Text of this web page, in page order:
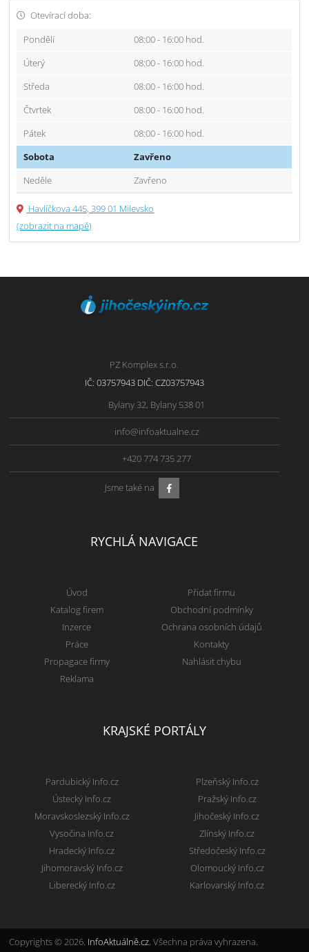
Otevírací doba:
Pondělí
08:00 - 16:00 hod.
Úterý
08:00 - 16:00 hod.
Středa
08:00 - 16:00 hod.
Čtvrtek
08:00 - 16:00 hod.
Pátek
08:00 - 16:00 hod.
Sobota
Zavřeno
Neděle
Zavřeno
Havlíčkova 445, 399 01 Milevsko
(zobrazit na mapě)
PZ Komplex s.r.o.
IČ: 03757943 DIČ: CZ03757943
Bylany 32, Bylany 538 01
info@infoaktualne.cz
+420 774 735 277
Jsme také na
RYCHLÁ NAVIGACE
Úvod
Katalog firem
Inzerce
Práce
Propagace firmy
Reklama
Přidat firmu
Obchodní podmínky
Ochrana osobních údajů
Kontakty
Nahlásit chybu
KRAJSKÉ PORTÁLY
Pardubický Info.cz
Ústecký Info.cz
Moravskoslezský Info.cz
Vysočina Info.cz
Hradecký Info.cz
Jihomoravský Info.cz
Liberecký Info.cz
Plzeňský Info.cz
Pražský Info.cz
Jihočeský Info.cz
Zlínský Info.cz
Středočeský Info.cz
Olomoucký Info.cz
Karlovarský Info.cz
Copyrights © 2026. InfoAktuálně.cz, Všechna práva vyhrazena.